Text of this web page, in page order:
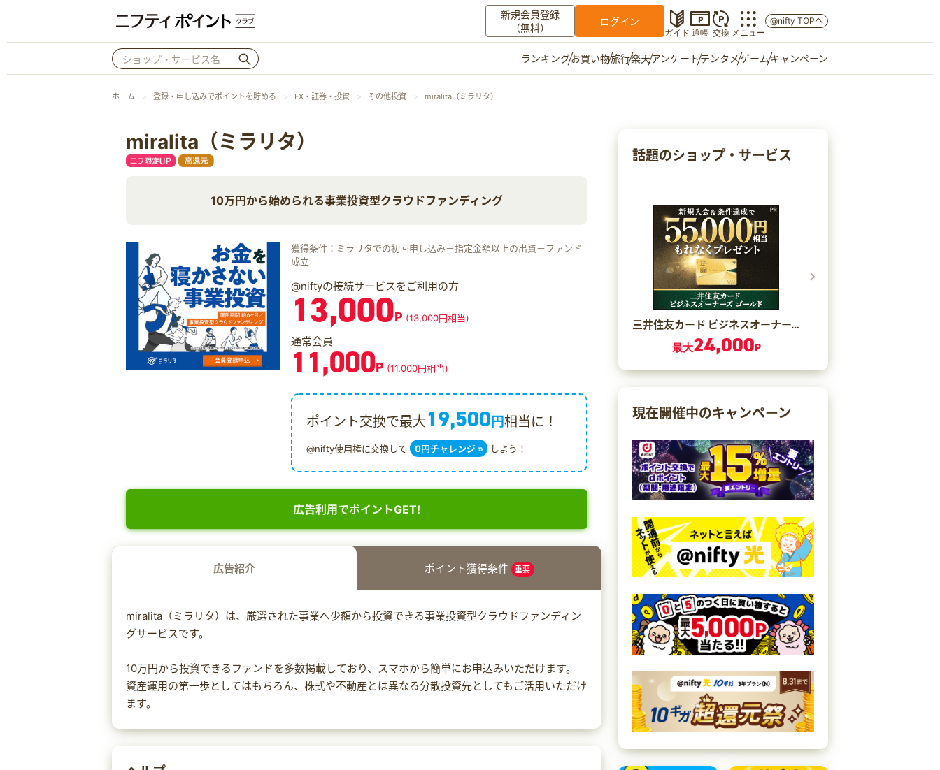
新規会員登録
（無料）
ログイン
ガイド 通帳 交換 メニュー
お知らせ
初心者ガイド
ログイン
@nifty TOPへ
ランキングお買い物旅行楽天アンケートテンタメゲームキャンペーン
ホーム 登録・申し込みでポイントを貯める FX・証券・投資 その他投資 miralita（ミラリタ）
miralita（ミラリタ）
10万円から始められる事業投資型クラウドファンディング
獲得条件：ミラリタでの初回申し込み＋指定金額以上の出資＋ファンド
成立
@niftyの接続サービスをご利用の方
13,000P (13,000円相当)
通常会員
11,000P (11,000円相当)
ポイント交換で最大19,500円相当に！
@nifty使用権に交換して 0円チャレンジ » しよう！
広告利用でポイントGET!
広告紹介 ポイント獲得条件 重要
miralita（ミラリタ）は、厳選された事業へ少額から投資できる事業投資型クラウドファンディン
グサービスです。
10万円から投資できるファンドを多数掲載しており、スマホから簡単にお申込みいただけます。
資産運用の第一歩としてはもちろん、株式や不動産とは異なる分散投資先としてもご活用いただけ
ます。
話題のショップ・サービス
三井住友カード ビジネスオーナーズ ゴールド（カード発行）
最大24,000P
現在開催中のキャンペーン